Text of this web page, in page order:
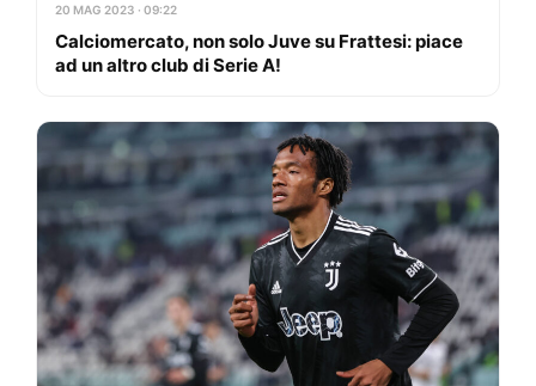
20 MAG 2023 · 09:22
Calciomercato, non solo Juve su Frattesi: piace
ad un altro club di Serie A!